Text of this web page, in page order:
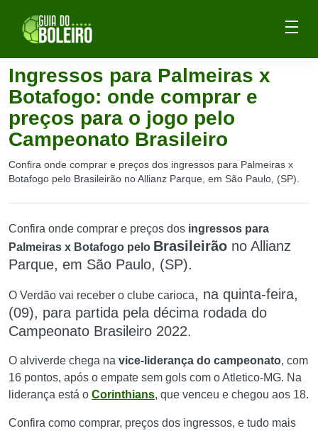
Ingressos para Palmeiras x
Botafogo: onde comprar e
preços para o jogo pelo
Campeonato Brasileiro
Confira onde comprar e preços dos ingressos para Palmeiras x
Botafogo pelo Brasileirão no Allianz Parque, em São Paulo, (SP).
Confira onde comprar e preços dos ingressos para
Palmeiras x Botafogo pelo Brasileirão no Allianz
Parque, em São Paulo, (SP).
O Verdão vai receber o clube carioca, na quinta-feira,
(09), para partida pela décima rodada do
Campeonato Brasileiro 2022.
O alviverde chega na vice-liderança do campeonato, com
16 pontos, após o empate sem gols com o Atletico-MG. Na
liderança está o Corinthians, que venceu e chegou aos 18.
Confira como comprar, preços dos ingressos, e tudo mais